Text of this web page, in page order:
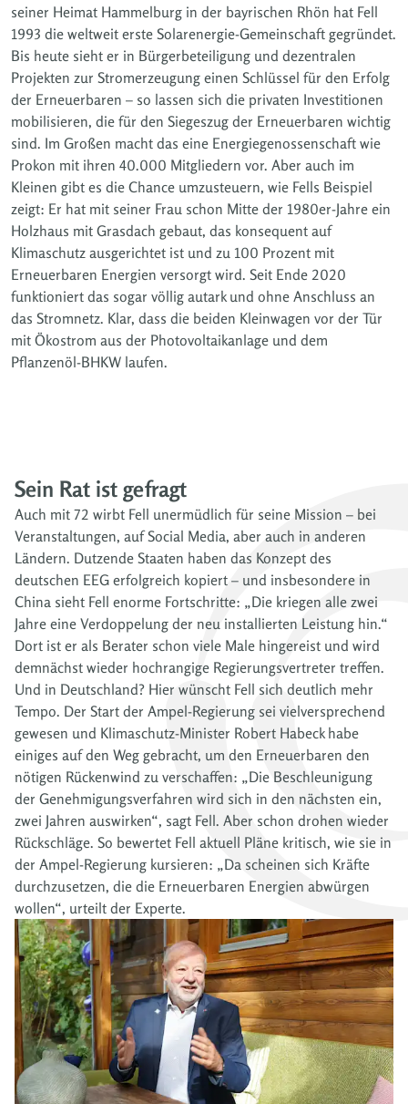
seiner Heimat Hammelburg in der bayrischen Rhön hat Fell
1993 die weltweit erste Solarenergie-Gemeinschaft gegründet.
Bis heute sieht er in Bürgerbeteiligung und dezentralen
Projekten zur Stromerzeugung einen Schlüssel für den Erfolg
der Erneuerbaren – so lassen sich die privaten Investitionen
mobilisieren, die für den Siegeszug der Erneuerbaren wichtig
sind. Im Großen macht das eine Energiegenossenschaft wie
Prokon mit ihren 40.000 Mitgliedern vor. Aber auch im
Kleinen gibt es die Chance umzusteuern, wie Fells Beispiel
zeigt: Er hat mit seiner Frau schon Mitte der 1980er-Jahre ein
Holzhaus mit Grasdach gebaut, das konsequent auf
Klimaschutz ausgerichtet ist und zu 100 Prozent mit
Erneuerbaren Energien versorgt wird. Seit Ende 2020
funktioniert das sogar völlig autark und ohne Anschluss an
das Stromnetz. Klar, dass die beiden Kleinwagen vor der Tür
mit Ökostrom aus der Photovoltaikanlage und dem
Pflanzenöl-BHKW laufen.
Sein Rat ist gefragt
Auch mit 72 wirbt Fell unermüdlich für seine Mission – bei
Veranstaltungen, auf Social Media, aber auch in anderen
Ländern. Dutzende Staaten haben das Konzept des
deutschen EEG erfolgreich kopiert – und insbesondere in
China sieht Fell enorme Fortschritte: „Die kriegen alle zwei
Jahre eine Verdoppelung der neu installierten Leistung hin.“
Dort ist er als Berater schon viele Male hingereist und wird
demnächst wieder hochrangige Regierungsvertreter treffen.
Und in Deutschland? Hier wünscht Fell sich deutlich mehr
Tempo. Der Start der Ampel-Regierung sei vielversprechend
gewesen und Klimaschutz-Minister Robert Habeck habe
einiges auf den Weg gebracht, um den Erneuerbaren den
nötigen Rückenwind zu verschaffen: „Die Beschleunigung
der Genehmigungsverfahren wird sich in den nächsten ein,
zwei Jahren auswirken“, sagt Fell. Aber schon drohen wieder
Rückschläge. So bewertet Fell aktuell Pläne kritisch, wie sie in
der Ampel-Regierung kursieren: „Da scheinen sich Kräfte
durchzusetzen, die die Erneuerbaren Energien abwürgen
wollen“, urteilt der Experte.